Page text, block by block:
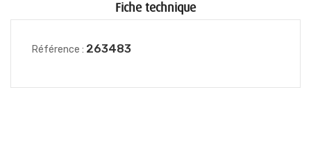
Fiche technique
Référence : 263483